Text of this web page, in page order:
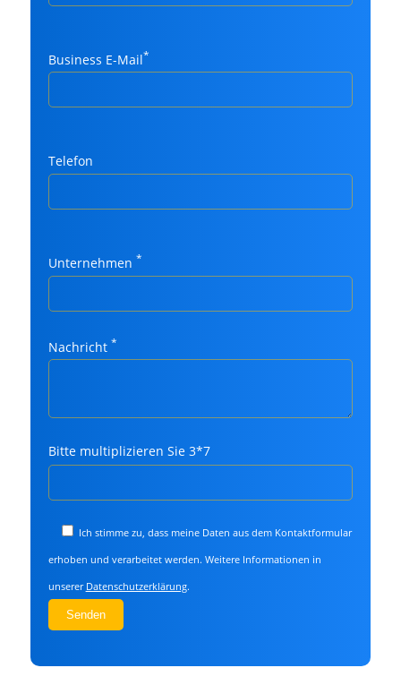
Business E-Mail*
Telefon
Unternehmen *
Nachricht *
Bitte
dieses
Feld
leer.
Bitte multiplizieren Sie 3*7
Ich stimme zu, dass meine Daten aus dem Kontaktformular
erhoben und verarbeitet werden. Weitere Informationen in
unserer Datenschutzerklärung.